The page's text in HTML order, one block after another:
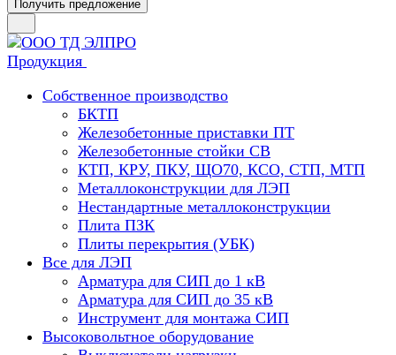
Получить предложение
Продукция
Собственное производство
БКТП
Железобетонные приставки ПТ
Железобетонные стойки СВ
КТП, КРУ, ПКУ, ЩО70, КСО, СТП, МТП
Металлоконструкции для ЛЭП
Нестандартные металлоконструкции
Плита ПЗК
Плиты перекрытия (УБК)
Все для ЛЭП
Арматура для СИП до 1 кВ
Арматура для СИП до 35 кВ
Инструмент для монтажа СИП
Высоковольтное оборудование